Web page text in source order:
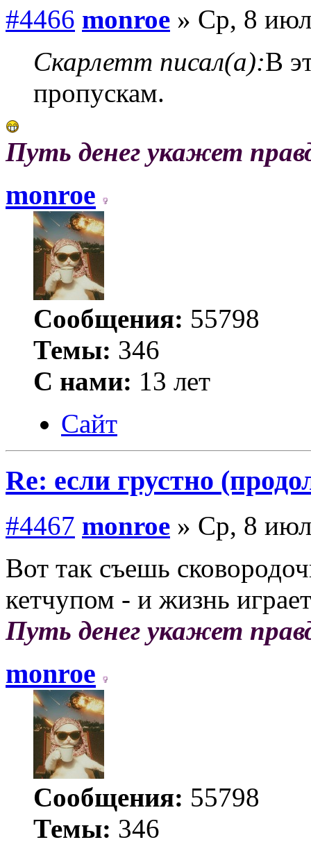
#4466 monroe » Ср, 8
Скарлетт писал(а):В
пропускам.
Путь денег укажет
monroe
Сообщения: 55798
Темы: 346
С нами: 13 лет
Сайт
Re: если грустно
#4467 monroe » Ср, 8
Вот так съешь
кетчупом - и жизнь
Путь денег укажет
monroe
Сообщения: 55798
Темы: 346